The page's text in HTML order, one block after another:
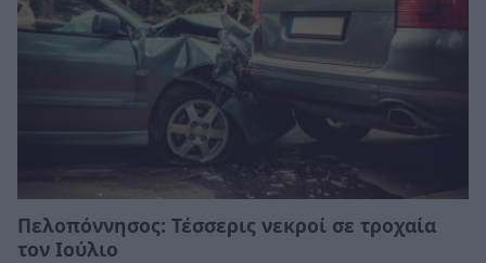
Πελοπόννησος: Τέσσερις νεκροί σε τροχαία
τον Ιούλιο